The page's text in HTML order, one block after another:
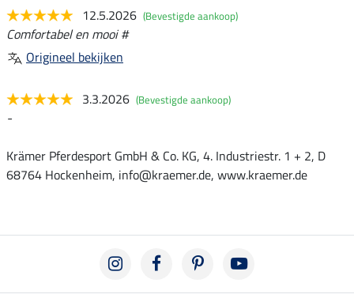
12.5.2026 (Bevestigde aankoop)
Comfortabel en mooi #
Origineel bekijken
3.3.2026 (Bevestigde aankoop)
-
Krämer Pferdesport GmbH & Co. KG, 4. Industriestr. 1 + 2, D
68764 Hockenheim, info@kraemer.de, www.kraemer.de